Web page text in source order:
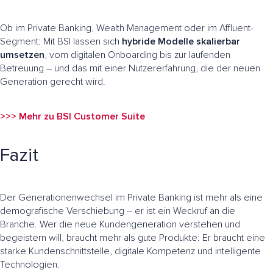
Ob im Private Banking, Wealth Management oder im Affluent-
Segment: Mit BSI lassen sich hybride Modelle skalierbar
umsetzen, vom digitalen Onboarding bis zur laufenden
Betreuung – und das mit einer Nutzererfahrung, die der neuen
Generation gerecht wird.
>>> Mehr zu BSI Customer Suite
Fazit
Der Generationenwechsel im Private Banking ist mehr als eine
demografische Verschiebung – er ist ein Weckruf an die
Branche. Wer die neue Kundengeneration verstehen und
begeistern will, braucht mehr als gute Produkte: Er braucht eine
starke Kundenschnittstelle, digitale Kompetenz und intelligente
Technologien.